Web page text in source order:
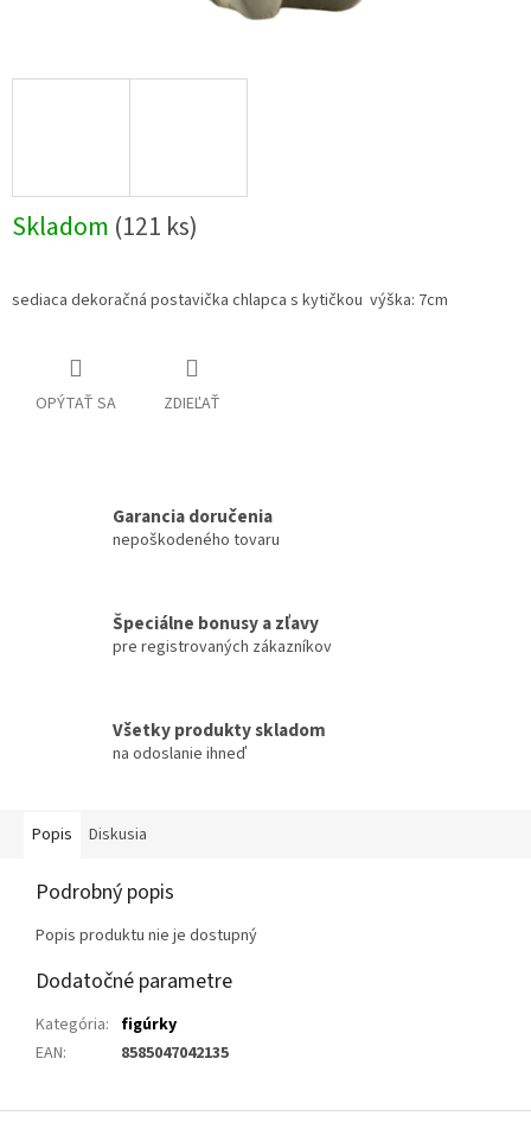
Skladom (121 ks)
sediaca dekoračná postavička chlapca s kytičkou výška: 7cm
OPÝTAŤ SA ZDIEĽAŤ
Garancia doručenia
nepoškodeného tovaru
Špeciálne bonusy a zľavy
pre registrovaných zákazníkov
Všetky produkty skladom
na odoslanie ihneď
Popis Diskusia
Podrobný popis
Popis produktu nie je dostupný
Dodatočné parametre
Kategória: figúrky
EAN: 8585047042135
Z